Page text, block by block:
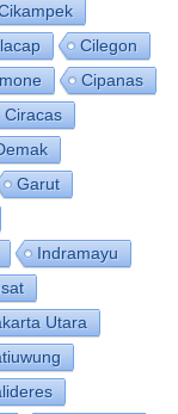
Cilegon
Cipanas
Ciracas
Garut
Indramayu
Utara